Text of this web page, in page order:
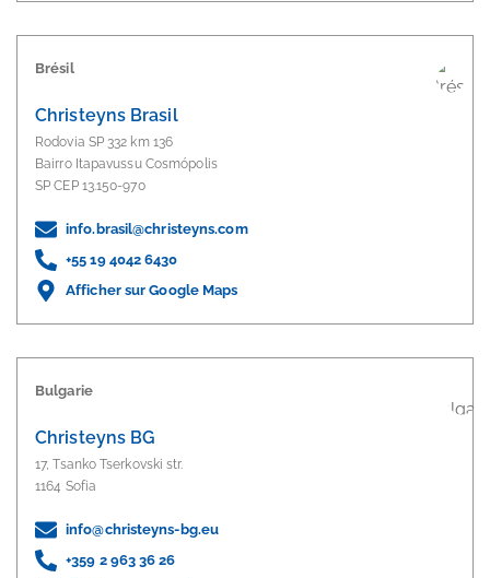
Brésil
Christeyns Brasil
Rodovia SP 332 km 136
Bairro Itapavussu Cosmópolis
SP CEP 13.150-970
info.brasil@christeyns.com
+55 19 4042 6430
Afficher sur Google Maps
Bulgarie
Christeyns BG
17, Tsanko Tserkovski str.
1164 Sofia
info@christeyns-bg.eu
+359 2 963 36 26